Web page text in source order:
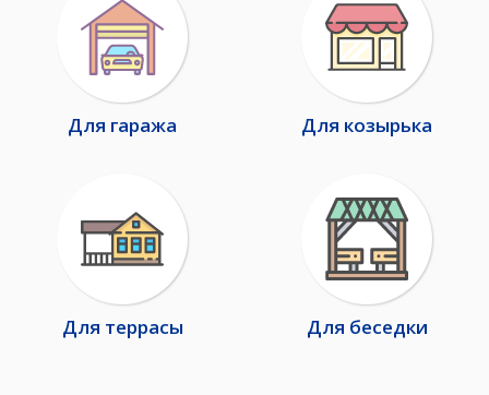
Для гаража Для козырька
Для террасы Для беседки